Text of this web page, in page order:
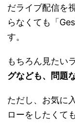
だライブ配信を
らなくても「
す。
もちろん見たい
グなども、問題
ただし、お気に
ローをしたくて